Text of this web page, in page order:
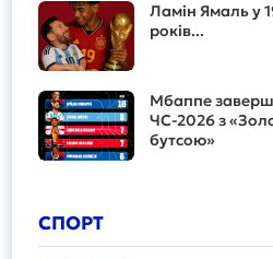
Ламін Ямаль у
років...
Мбаппе
ЧС-2026 з
бутсою»
СПОРТ